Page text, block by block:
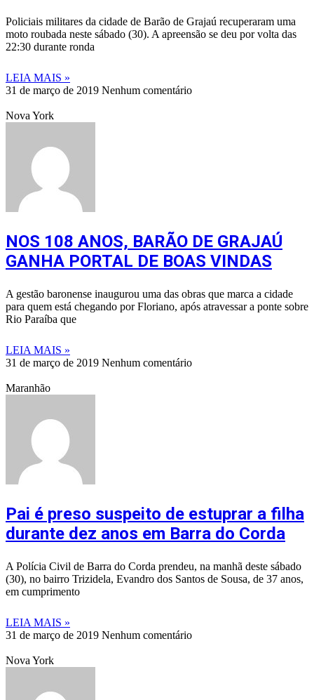
Policiais militares da cidade de Barão de Grajaú recuperaram uma
moto roubada neste sábado (30). A apreensão se deu por volta das
22:30 durante ronda
LEIA MAIS »
31 de março de 2019 Nenhum comentário
Nova York
NOS 108 ANOS, BARÃO DE GRAJAÚ
GANHA PORTAL DE BOAS VINDAS
A gestão baronense inaugurou uma das obras que marca a cidade
para quem está chegando por Floriano, após atravessar a ponte sobre
Rio Paraíba que
LEIA MAIS »
31 de março de 2019 Nenhum comentário
Maranhão
Pai é preso suspeito de estuprar a filha
durante dez anos em Barra do Corda
A Polícia Civil de Barra do Corda prendeu, na manhã deste sábado
(30), no bairro Trizidela, Evandro dos Santos de Sousa, de 37 anos,
em cumprimento
LEIA MAIS »
31 de março de 2019 Nenhum comentário
Nova York